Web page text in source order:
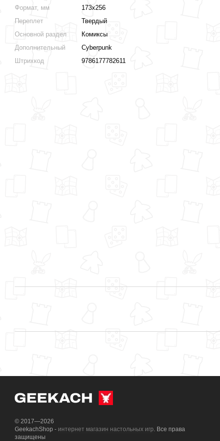
Формат, мм
173х256
Переплет
Твердый
Основной раздел
Комиксы
Дополнительный
Cyberpunk
Штрихкод
9786177782611
© 2017—2026
GeekachShop - интернет магазин настольных игр. Все права
защищены